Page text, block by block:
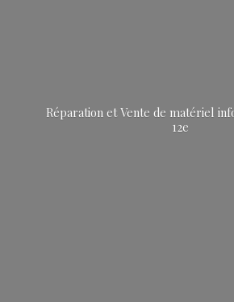
Réparation et Vente de matériel
12e